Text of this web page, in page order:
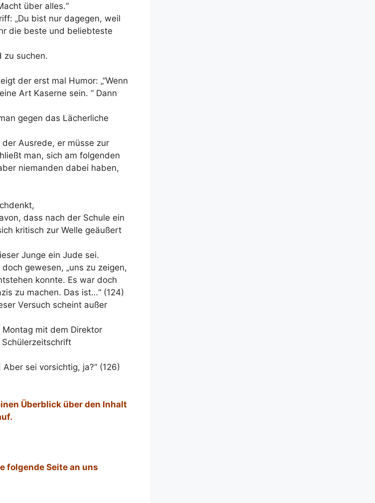
über alles.“
„Du bist nur dagegen, weil
die beste und beliebteste
zu suchen.
der erst mal Humor: „“Wenn
Art Kaserne sein. “ Dann
gegen das Lächerliche
Ausrede, er müsse zur
man, sich am folgenden
niemanden dabei haben,
dass nach der Schule ein
kritisch zur Welle geäußert
Junge ein Jude sei.
gewesen, „uns zu zeigen,
konnte. Es war doch
zu machen. Das ist…“ (124)
Versuch scheint außer
mit dem Direktor
sei vorsichtig, ja?“ (126)
Überblick über den Inhalt
folgende Seite an uns